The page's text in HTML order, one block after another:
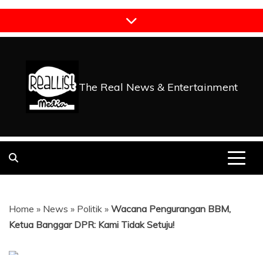
Skip
content
The Real News & Entertainment
Home » News » Politik » Wacana Pengurangan BBM,
Ketua Banggar DPR: Kami Tidak Setuju!